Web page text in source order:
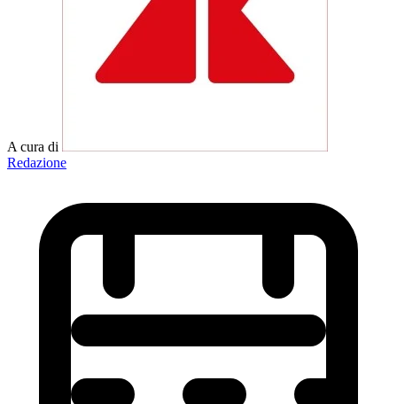
A cura di
Redazione